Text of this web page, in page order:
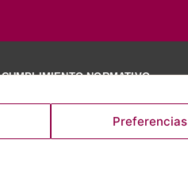
Preferencias
CUMPLIMIENTO NORMATIVO